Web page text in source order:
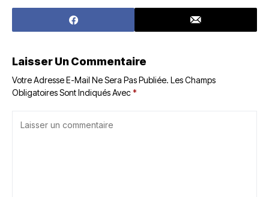
Laisser Un Commentaire
Votre Adresse E-Mail Ne Sera Pas Publiée. Les Champs
Obligatoires Sont Indiqués Avec*